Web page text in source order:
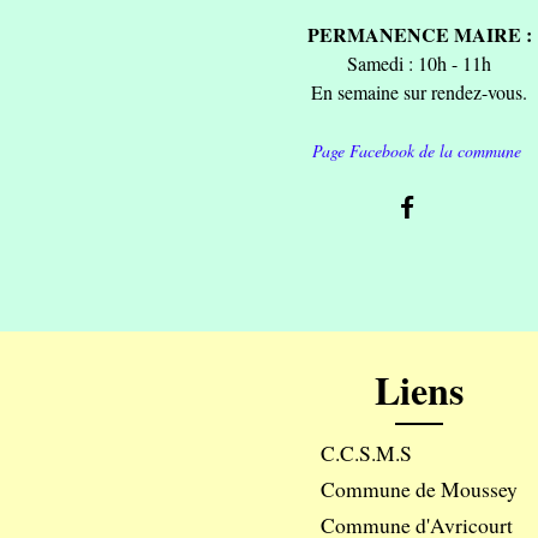
PERMANENCE MAIRE :
Samedi : 10h - 11h
En semaine sur rendez-vous.
Page Facebook de la commune
Liens
C.C.S.M.S
Commune de Moussey
Commune d'Avricourt